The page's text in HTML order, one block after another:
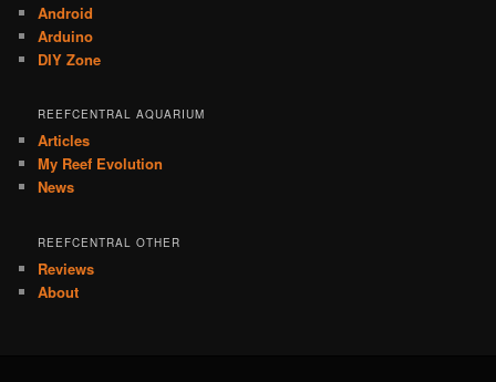
Android
Arduino
DIY Zone
REEFCENTRAL AQUARIUM
Articles
My Reef Evolution
News
REEFCENTRAL OTHER
Reviews
About